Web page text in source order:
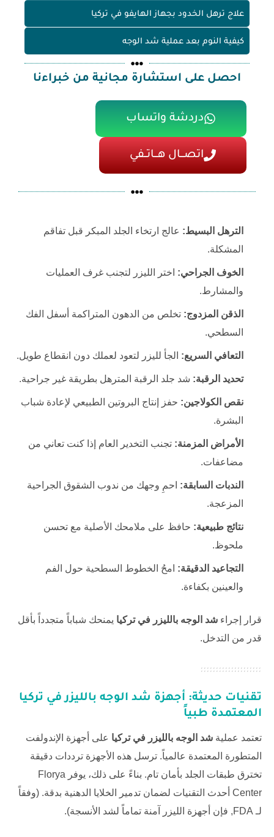
علاج ترهل الخدود بجهاز الهايفو في تركيا
كيفية النوم بعد عملية شد الوجه
احصل على استشارة مجانية من خبراءنا
دردشة واتساب
اتصـــال هـــاتــفي
الترهل البسيط: عالج ارتخاء الجلد المبكر قبل تفاقم
المشكلة.
الخوف الجراحي: اختر الليزر لتجنب غرف العمليات
والمشارط.
الذقن المزدوج: تخلص من الدهون المتراكمة أسفل الفك
السطحي.
التعافي السريع: الجأ لليزر لتعود لعملك دون انقطاع طويل.
تحديد الرقبة: شد جلد الرقبة المترهل بطريقة غير جراحية.
نقص الكولاجين: حفز إنتاج البروتين الطبيعي لإعادة شباب
البشرة.
الأمراض المزمنة: تجنب التخدير العام إذا كنت تعاني من
مضاعفات.
الندبات السابقة: احمِ وجهك من ندوب الشقوق الجراحية
المزعجة.
نتائج طبيعية: حافظ على ملامحك الأصلية مع تحسن
ملحوظ.
التجاعيد الدقيقة: امحُ الخطوط السطحية حول الفم
والعينين بكفاءة.
قرار إجراء شد الوجه بالليزر في تركيا يمنحك شباباً متجدداً بأقل
قدر من التدخل.
تقنيات حديثة: أجهزة شد الوجه بالليزر في تركيا
المعتمدة طبياً
تعتمد عملية شد الوجه بالليزر في تركيا على أجهزة الإندولفت
المتطورة المعتمدة عالمياً. ترسل هذه الأجهزة ترددات دقيقة
تخترق طبقات الجلد بأمان تام. بناءً على ذلك، يوفر Florya
Center أحدث التقنيات لضمان تدمير الخلايا الدهنية بدقة. (وفقاً
لـ FDA, فإن أجهزة الليزر آمنة تماماً لشد الأنسجة).